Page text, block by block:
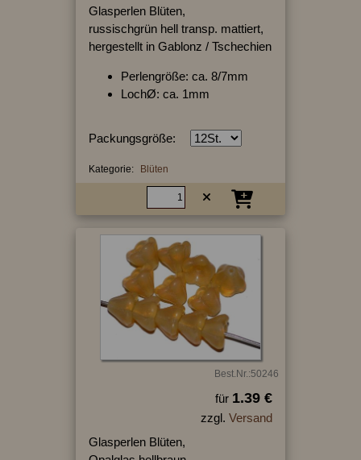
Glasperlen Blüten,
russischgrün hell transp. mattiert,
hergestellt in Gablonz / Tschechien
Perlengröße: ca. 8/7mm
LochØ: ca. 1mm
Packungsgröße:
Kategorie: Blüten
Best.Nr.:50246
für 1.39 €
zzgl. Versand
Glasperlen Blüten,